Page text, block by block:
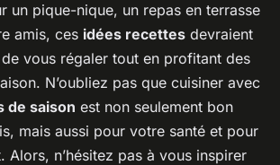
un pique-nique, un repas en terrasse
amis, ces idées recettes devraient
vous régaler tout en profitant des
N’oubliez pas que cuisiner avec
de saison est non seulement bon
mais aussi pour votre santé et pour
Alors, n’hésitez pas à vous inspirer